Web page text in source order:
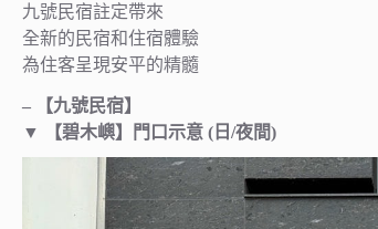
九號民宿註定帶來
全新的民宿和住宿體驗
為住客呈現安平的精髓
– 【九號民宿】
▼
【碧木嶼】門口示意 (日/夜間)